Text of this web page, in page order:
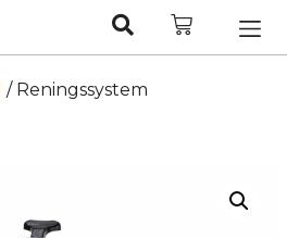
/ Reningssystem